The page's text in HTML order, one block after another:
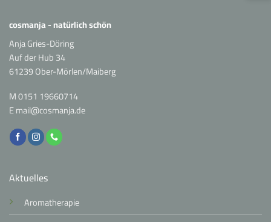
cosmanja - natürlich schön
Anja Gries-Döring
Auf der Hub 34
61239 Ober-Mörlen/Maiberg
M0151 19660714
Email@cosmanja.de
Aktuelles
Aromatherapie